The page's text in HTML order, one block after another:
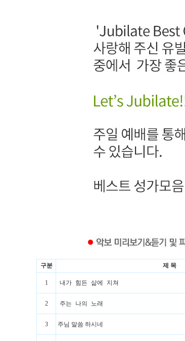
구분 제 목
1 내가 힘든 삶에 지쳐
2 주는 나의 노래
3 주님 말씀 하시네